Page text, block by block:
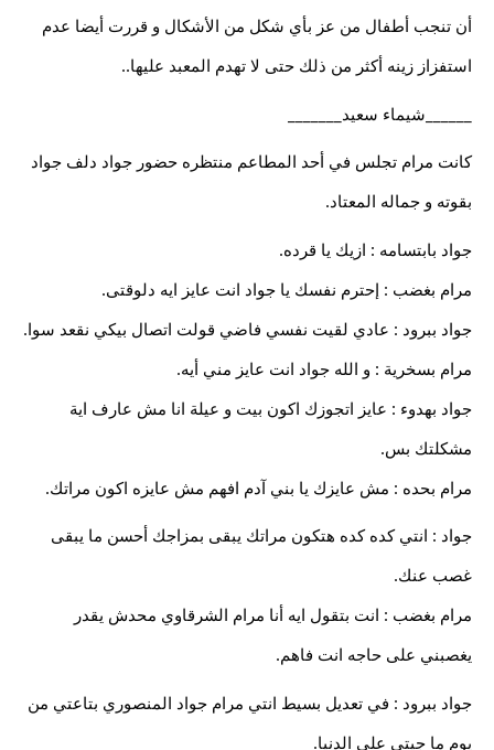
أن تنجب أطفال من عز بأي شكل من الأشكال و قررت أيضا عدم
استفزاز زينه أكثر من ذلك حتى لا تهدم المعبد عليها..
______شيماء سعيد_______
كانت مرام تجلس في أحد المطاعم منتظره حضور جواد دلف جواد
بقوته و جماله المعتاد.
جواد بابتسامه : ازيك يا قرده.
مرام بغضب : إحترم نفسك يا جواد انت عايز ايه دلوقتى.
جواد ببرود : عادي لقيت نفسي فاضي قولت اتصال بيكي نقعد سوا.
مرام بسخرية : و الله جواد انت عايز مني أيه.
جواد بهدوء : عايز اتجوزك اكون بيت و عيلة انا مش عارف اية
مشكلتك بس.
مرام بحده : مش عايزك يا بني آدم افهم مش عايزه اكون مراتك.
جواد : انتي كده كده هتكون مراتك يبقى بمزاجك أحسن ما يبقى
غصب عنك.
مرام بغضب : انت بتقول ايه أنا مرام الشرقاوي محدش يقدر
يغصبني على حاجه انت فاهم.
جواد ببرود : في تعديل بسيط انتي مرام جواد المنصوري بتاعتي من
يوم ما جيتي على الدنيا.